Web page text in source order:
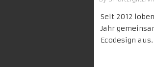
Seit 2012
Jahr
Ecodesign